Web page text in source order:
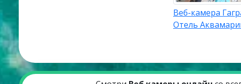
Веб-камера
Отель